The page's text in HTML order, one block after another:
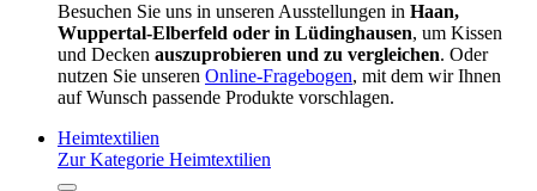
Besuchen Sie uns in unseren Ausstellungen in Haan,
Wuppertal-Elberfeld oder in Lüdinghausen, um Kissen
und Decken auszuprobieren und zu vergleichen. Oder
nutzen Sie unseren Online-Fragebogen, mit dem wir Ihnen
auf Wunsch passende Produkte vorschlagen.
Heimtextilien
Zur Kategorie Heimtextilien